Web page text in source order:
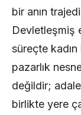
bir anın
Devletleşmiş
süreçte
pazarlık
değildir;
birlikte yere